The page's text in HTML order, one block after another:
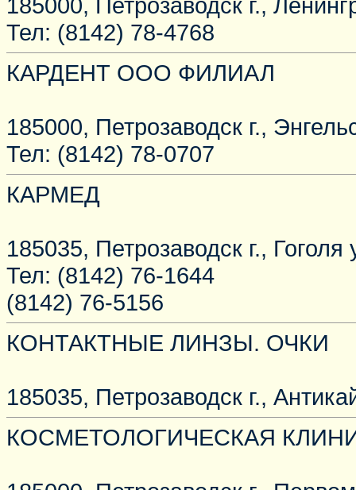
Тел: (8142) 78-4768
КАРДЕНТ ООО ФИЛИАЛ
185000, Петрозаводск г.,
Тел: (8142) 78-0707
КАРМЕД
185035, Петрозаводск г., Гоголя
Тел: (8142) 76-1644
(8142) 76-5156
КОНТАКТНЫЕ ЛИНЗЫ. ОЧКИ
185035, Петрозаводск г.,
КОСМЕТОЛОГИЧЕСКАЯ